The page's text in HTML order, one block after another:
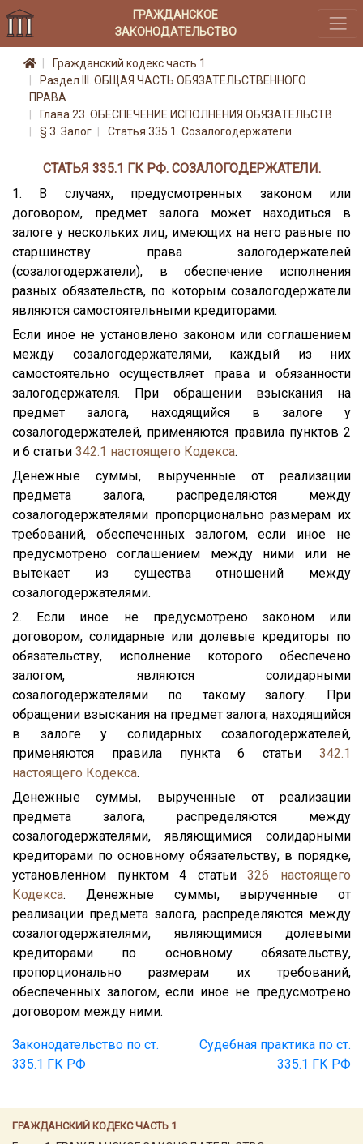
ГРАЖДАНСКОЕ
ЗАКОНОДАТЕЛЬСТВО
ГРАЖДАНСКИЙ КОДЕКС ЧАСТЬ 1
Гражданский кодекс часть 1
Раздел III. ОБЩАЯ ЧАСТЬ ОБЯЗАТЕЛЬСТВЕННОГО
ПРАВА
Глава 23. ОБЕСПЕЧЕНИЕ ИСПОЛНЕНИЯ ОБЯЗАТЕЛЬСТВ
§ 3. Залог
Статья 335.1. Созалогодержатели
СТАТЬЯ 335.1 ГК РФ. СОЗАЛОГОДЕРЖАТЕЛИ.
1. В случаях, предусмотренных законом или
договором, предмет залога может находиться в
залоге у нескольких лиц, имеющих на него равные по
старшинству права залогодержателей
(созалогодержатели), в обеспечение исполнения
разных обязательств, по которым созалогодержатели
являются самостоятельными кредиторами.
Если иное не установлено законом или соглашением
между созалогодержателями, каждый из них
самостоятельно осуществляет права и обязанности
залогодержателя. При обращении взыскания на
предмет залога, находящийся в залоге у
созалогодержателей, применяются правила пунктов 2
и 6 статьи 342.1 настоящего Кодекса.
Денежные суммы, вырученные от реализации
предмета залога, распределяются между
созалогодержателями пропорционально размерам их
требований, обеспеченных залогом, если иное не
предусмотрено соглашением между ними или не
вытекает из существа отношений между
созалогодержателями.
2. Если иное не предусмотрено законом или
договором, солидарные или долевые кредиторы по
обязательству, исполнение которого обеспечено
залогом, являются солидарными
созалогодержателями по такому залогу. При
обращении взыскания на предмет залога, находящийся
в залоге у солидарных созалогодержателей,
применяются правила пункта 6 статьи 342.1
настоящего Кодекса.
Денежные суммы, вырученные от реализации
предмета залога, распределяются между
созалогодержателями, являющимися солидарными
кредиторами по основному обязательству, в порядке,
установленном пунктом 4 статьи326
настоящего
Кодекса. Денежные суммы, вырученные от
реализации предмета залога, распределяются между
созалогодержателями, являющимися долевыми
кредиторами по основному обязательству,
пропорционально размерам их требований,
обеспеченных залогом, если иное не предусмотрено
договором между ними.
Законодательство по ст.
335.1 ГК РФ
Судебная практика по ст.
335.1 ГК РФ